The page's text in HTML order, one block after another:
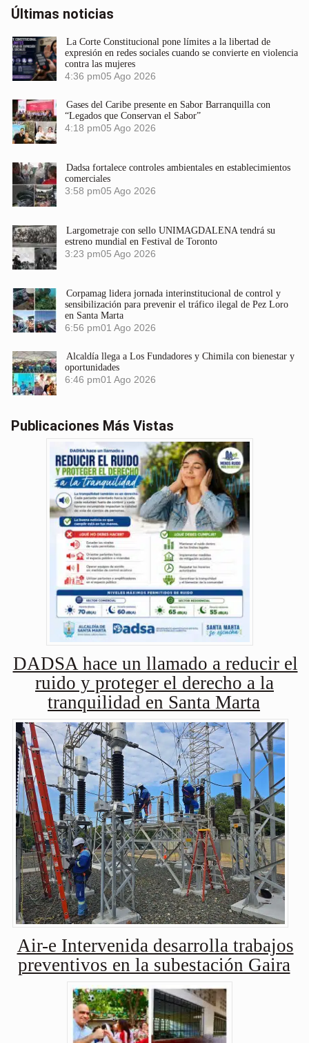
Últimas noticias
La Corte Constitucional pone límites a la libertad de
expresión en redes sociales cuando se convierte en violencia
contra las mujeres
4:36 pm05 Ago 2026
Gases del Caribe presente en Sabor Barranquilla con
“Legados que Conservan el Sabor”
4:18 pm05 Ago 2026
Dadsa fortalece controles ambientales en establecimientos
comerciales
3:58 pm05 Ago 2026
Largometraje con sello UNIMAGDALENA tendrá su
estreno mundial en Festival de Toronto
3:23 pm05 Ago 2026
Corpamag lidera jornada interinstitucional de control y
sensibilización para prevenir el tráfico ilegal de Pez Loro
en Santa Marta
6:56 pm01 Ago 2026
Alcaldía llega a Los Fundadores y Chimila con bienestar y
oportunidades
6:46 pm01 Ago 2026
Publicaciones Más Vistas
DADSA hace un llamado a reducir el
ruido y proteger el derecho a la
tranquilidad en Santa Marta
Air-e Intervenida desarrolla trabajos
preventivos en la subestación Gaira